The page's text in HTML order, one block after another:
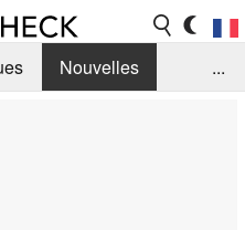
Nouvelles
...